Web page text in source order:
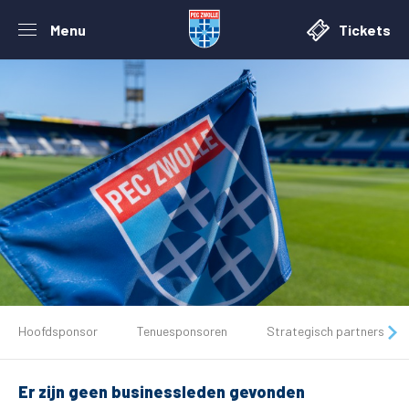
Menu Tickets
Tickets
Matchdays
Hoofdsponsor Tenuesponsoren Strategisch partners
Er zijn geen businessleden gevonden